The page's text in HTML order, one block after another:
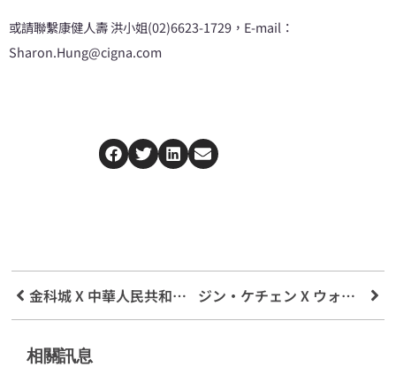
或請聯繫康健人壽 洪小姐(02)6623-1729，E-mail：
Sharon.Hung@cigna.com
金科城 X 中華人民共和国貯蓄相互協会 X 台中三信商業銀行 – 信託協同組合の宣伝と教育 ジン・ケチェン X ウォリス・ベーリング — アボリジニの投資信託と信用組合の将来の発展
相關訊息